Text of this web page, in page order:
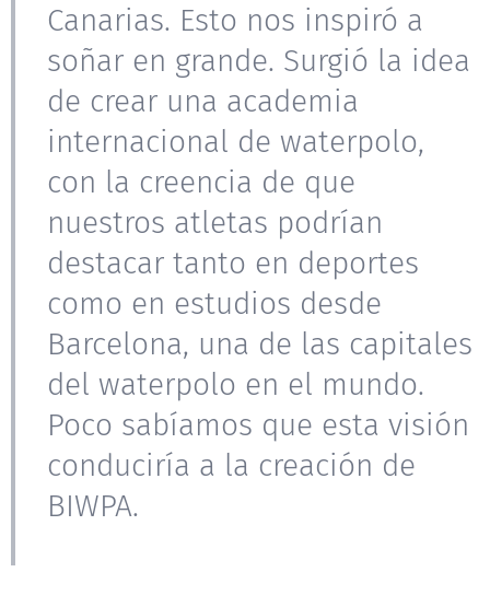
Canarias. Esto nos inspiró a
soñar en grande. Surgió la idea
de crear una academia
internacional de waterpolo,
con la creencia de que
nuestros atletas podrían
destacar tanto en deportes
como en estudios desde
Barcelona, una de las capitales
del waterpolo en el mundo.
Poco sabíamos que esta visión
conduciría a la creación de
BIWPA.